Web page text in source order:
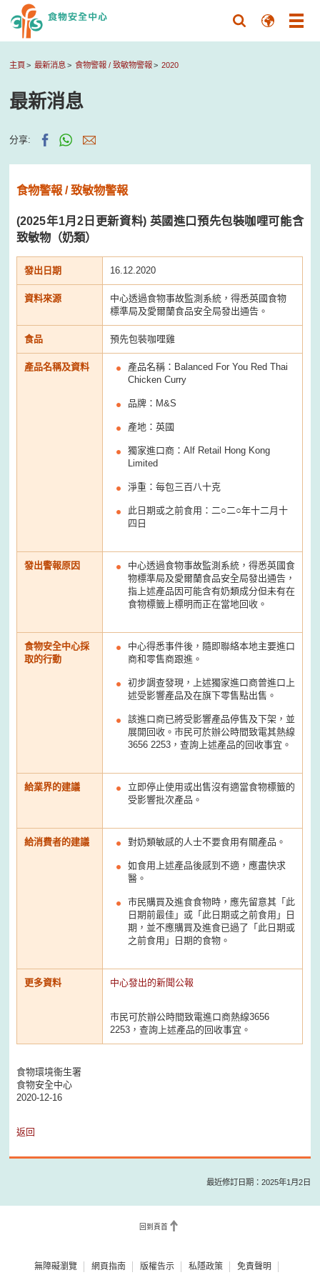
主頁 最新消息 食物警報 / 致敏物警報 2020
最新消息
分享:
食物警報 / 致敏物警報
(2025年1月2日更新資料) 英國進口預先包裝咖哩可能含
致敏物（奶類）
發出日期 16.12.2020
資料來源
中心透過食物事故監測系統，得悉英國食物
標準局及愛爾蘭食品安全局發出通告。
食品 預先包裝咖哩雞
產品名稱及資料
產品名稱：Balanced For You Red Thai
Chicken Curry
品牌：M&S
產地：英國
獨家進口商：Alf Retail Hong Kong
Limited
淨重：每包三百八十克
此日期或之前食用：二○二○年十二月十
四日
發出警報原因
中心透過食物事故監測系統，得悉英國食
物標準局及愛爾蘭食品安全局發出通告，
指上述產品因可能含有奶類成分但未有在
食物標籤上標明而正在當地回收。
食物安全中心採
取的行動
中心得悉事件後，隨即聯絡本地主要進口
商和零售商跟進。
初步調查發現，上述獨家進口商曾進口上
述受影響產品及在旗下零售點出售。
該進口商已將受影響產品停售及下架，並
展開回收。市民可於辦公時間致電其熱線
3656 2253，查詢上述產品的回收事宜。
給業界的建議
立即停止使用或出售沒有適當食物標籤的
受影響批次產品。
給消費者的建議 對奶類敏感的人士不要食用有關產品。
如食用上述產品後感到不適，應盡快求
醫。
市民購買及進食食物時，應先留意其「此
日期前最佳」或「此日期或之前食用」日
期，並不應購買及進食已過了「此日期或
之前食用」日期的食物。
更多資料 中心發出的新聞公報
市民可於辦公時間致電進口商熱線3656
2253，查詢上述產品的回收事宜。
食物環境衞生署
食物安全中心
2020-12-16
返回
最近修訂日期：2025年1月2日
回到頁首
無障礙瀏覽 網頁指南 版權告示 私隱政策 免責聲明